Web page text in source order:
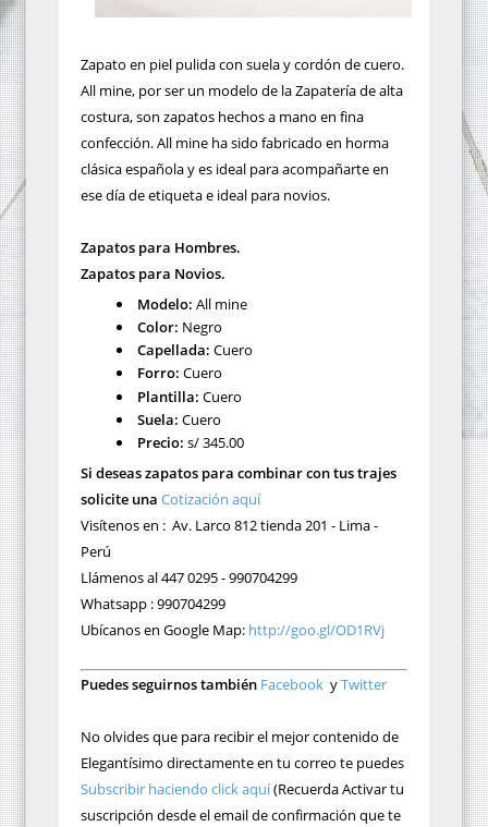
Zapato en piel pulida con suela y cordón de cuero.
All mine, por ser un modelo de la Zapatería de alta
costura, son zapatos hechos a mano en fina
confección. All mine ha sido fabricado en horma
clásica española y es ideal para acompañarte en
ese día de etiqueta e ideal para novios.
Zapatos para Hombres.
Zapatos para Novios.
Modelo: All mine
Color: Negro
Capellada: Cuero
Forro: Cuero
Plantilla: Cuero
Suela: Cuero
Precio: s/ 345.00
Si deseas zapatos para combinar con tus trajes
solicite una Cotización aquí
Visítenos en : Av. Larco 812 tienda 201 - Lima -
Perú
Llámenos al 447 0295 - 990704299
Whatsapp : 990704299
Ubícanos en Google Map: http://goo.gl/OD1RVj
Puedes seguirnos también Facebook yTwitter
No olvides que para recibir el mejor contenido de
Elegantísimo directamente en tu correo te puedes
Subscribir haciendo click aquí(Recuerda Activar tu
suscripción desde el email de confirmación que te